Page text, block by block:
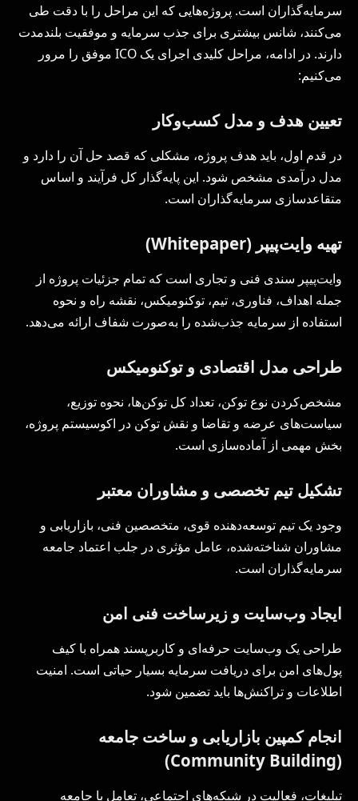
سرمایه‌گذاران است. پروژه‌هایی که این مراحل را با دقت طی
می‌کنند، شانس بیشتری برای جذب سرمایه و موفقیت بلندمدت
دارند. در ادامه، مراحل کلیدی اجرای یک ICO موفق را مرور
می‌کنیم:
تعیین هدف و مدل کسب‌وکار
در قدم اول، باید هدف پروژه، مشکلی که قصد حل آن را دارد و
مدل درآمدی مشخص شود. این پایه‌گذار کل فرآیند و اساس
متقاعدسازی سرمایه‌گذاران است.
تهیه وایت‌پیپر (Whitepaper
)
وایت‌پیپر سندی فنی و تجاری است که تمام جزئیات پروژه از
جمله اهداف، فناوری، تیم، توکنومیکس، نقشه راه و نحوه
استفاده از سرمایه جذب‌شده را به‌صورت شفاف ارائه می‌دهد.
طراحی مدل اقتصادی و توکنومیکس
مشخص‌کردن نوع توکن، تعداد کل توکن‌ها، نحوه توزیع،
سیاست‌های عرضه و تقاضا و نقش توکن در اکوسیستم پروژه،
بخش مهمی از آماده‌سازی است.
تشکیل تیم تخصصی و مشاوران معتبر
وجود یک تیم توسعه‌دهنده قوی، متخصصین فنی، بازاریابی و
مشاوران شناخته‌شده، عامل مؤثری در جلب اعتماد جامعه
سرمایه‌گذاران است.
ایجاد وب‌سایت و زیرساخت فنی امن
طراحی یک وب‌سایت حرفه‌ای و کاربرپسند همراه با کیف
پول‌های امن برای دریافت سرمایه بسیار حیاتی است. امنیت
اطلاعات و تراکنش‌ها باید تضمین شود.
انجام کمپین بازاریابی و ساخت جامعه
(
Community Building
)
تبلیغات، فعالیت در شبکه‌های اجتماعی، تعامل با جامعه